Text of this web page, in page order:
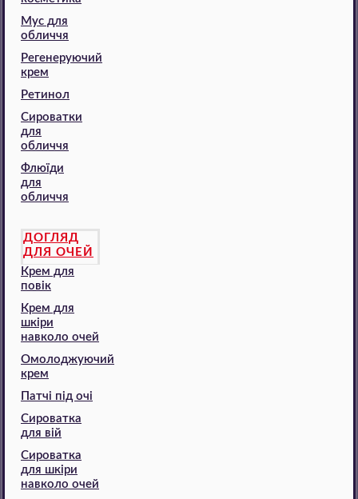
Мус для
обличчя
Регенеруючий
крем
Ретинол
Сироватки
для
обличчя
Флюїди
для
обличчя
ДОГЛЯД
ДЛЯ ОЧЕЙ
Крем для
повік
Крем для
шкіри
навколо очей
Омолоджуючий
крем
Патчі під очі
Сироватка
для вій
Сироватка
для шкіри
навколо очей